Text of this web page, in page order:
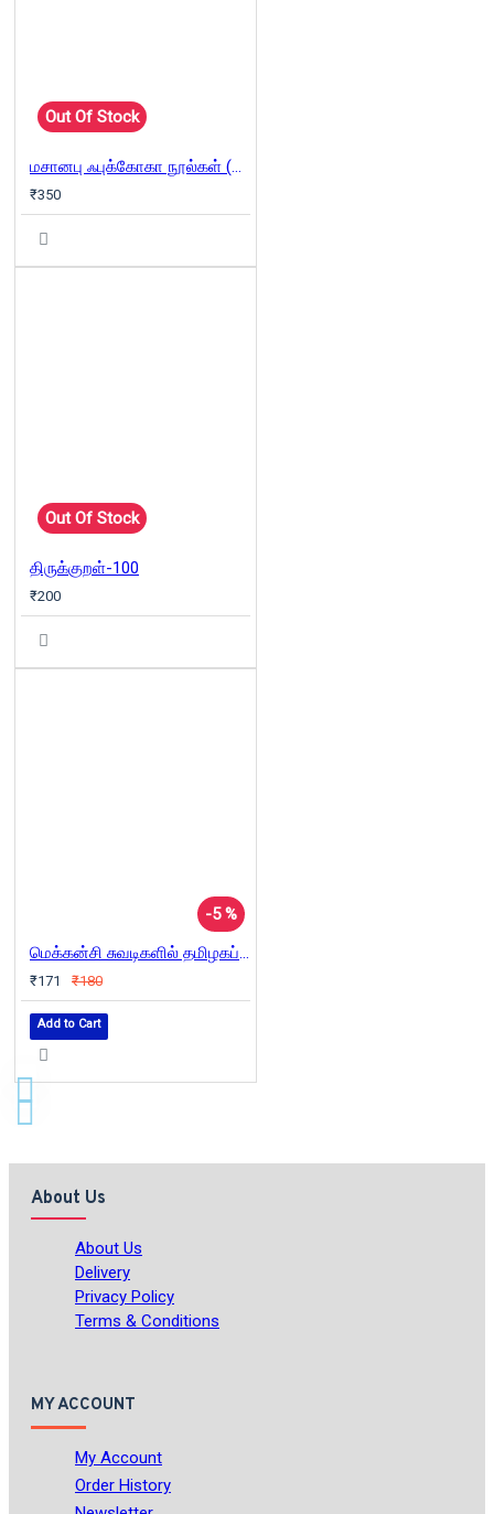
Out Of Stock
மசானபு ஃபுக்கோகா நூல்கள் (Combo)
₹350
Out Of Stock
திருக்குறள்-100
₹200
-5 %
மெக்கன்சி சுவடிகளில் தமிழகப் பழங்குடி மக்கள்
₹171 ₹180
Add to Cart
About Us
About Us
Delivery
Privacy Policy
Terms & Conditions
MY ACCOUNT
My Account
Order History